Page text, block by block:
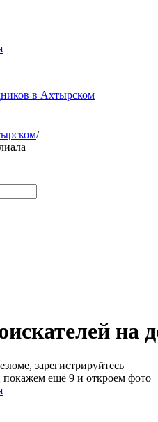
в Ахтырском
/
на
зарегистрируйтесь
покажем ещё 9 и откроем фото